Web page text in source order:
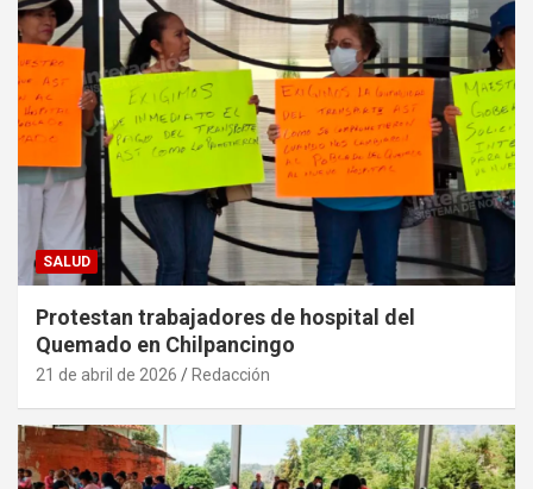
SALUD
Protestan trabajadores de hospital del
Quemado en Chilpancingo
21 de abril de 2026 Redacción